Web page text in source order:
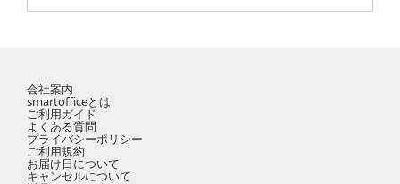
会社案内
smartofficeとは
ご利用ガイド
よくある質問
プライバシーポリシー
ご利用規約
お届け日について
キャンセルについて